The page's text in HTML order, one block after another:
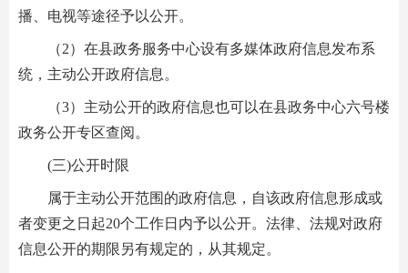
播、电视等途径予以公开。
（2）在县政务服务中心设有多媒体政府信息发布系
统，主动公开政府信息。
（3）主动公开的政府信息也可以在县政务中心六号楼
政务公开专区查阅。
(三)公开时限
属于主动公开范围的政府信息，自该政府信息形成或
者变更之日起20个工作日内予以公开。法律、法规对政府
信息公开的期限另有规定的，从其规定。